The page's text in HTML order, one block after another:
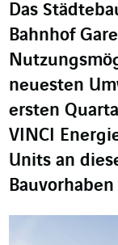
Das
Bahnhof
neuesten
ersten
VINCI
Units an